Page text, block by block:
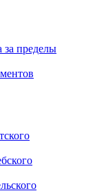
за пределы